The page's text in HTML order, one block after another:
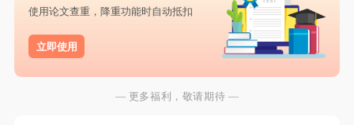
使用论文查重，降重功能时自动抵扣
立即使用
— 更多福利，敬请期待 —